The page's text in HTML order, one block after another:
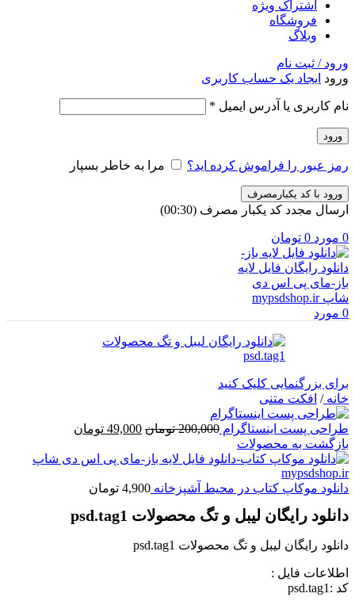
اشتراک ویژه
فروشگاه
وبلاگ
ورود / ثبت نام
ورود ایجاد یک حساب کاربری
نام کاربری یا آدرس ایمیل *
ورود
رمز عبور را فراموش کرده اید؟ مرا به خاطر بسپار
ورود با کد یکبارمصرف
ارسال مجدد کد یکبار مصرف (00:
30
)
0 مورد 0 تومان
0 مورد
برای بزرگنمایی کلیک کنید
خانه/ افکت متنی
طراحی پست اینستاگرام 200,000 تومان قیمت
200,000 تومان
49,000 تومان
49,000 تومان
بازگشت به محصولات
دانلود موکاپ کتاب در محیط آشپزخانه 4,900 تومان
دانلود رایگان لیبل و تگ محصولات psd.tag1
دانلود رایگان لیبل و تگ محصولات psd.tag1
اطلاعات فايل :
کد :psd.tag1